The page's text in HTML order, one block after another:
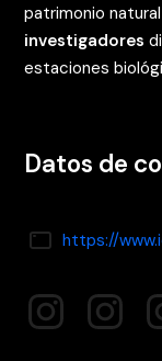
patrimonio
investigadores
estaciones
Datos de
https://
https:// https://